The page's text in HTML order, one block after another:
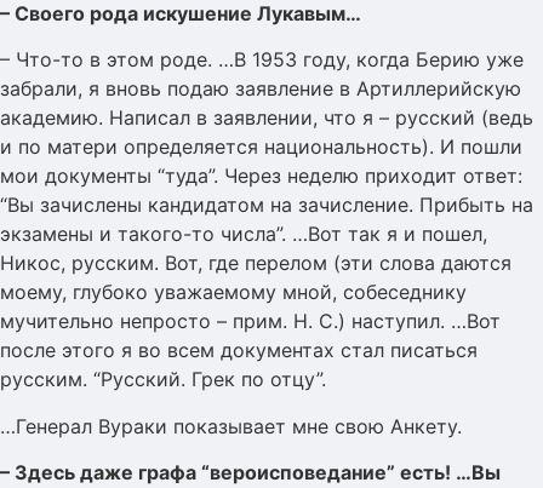
– Своего рода искушение Лукавым…
– Что-то в этом роде. …В 1953 году, когда Берию уже
забрали, я вновь подаю заявление в Артиллерийскую
академию. Написал в заявлении, что я – русский (ведь
и по матери определяется национальность). И пошли
мои документы “туда”. Через неделю приходит ответ:
“Вы зачислены кандидатом на зачисление. Прибыть на
экзамены и такого-то числа”. …Вот так я и пошел,
Никос, русским. Вот, где перелом (эти слова даются
моему, глубоко уважаемому мной, собеседнику
мучительно непросто – прим. Н. С.) наступил. …Вот
после этого я во всем документах стал писаться
русским. “Русский. Грек по отцу”.
…Генерал Вураки показывает мне свою Анкету.
– Здесь даже графа “вероисповедание” есть! …Вы